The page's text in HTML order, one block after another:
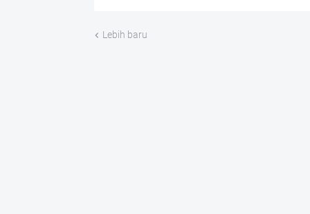
Lebih baru